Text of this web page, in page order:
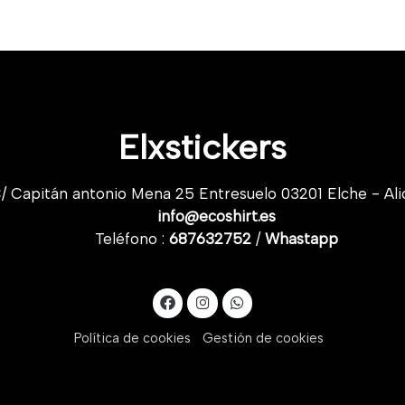
Elxstickers
Capitán antonio Mena 25 Entresuelo 03201 Elche -
info@ecoshirt.es
Teléfono : 687632752/ Whastapp
Política de cookies Gestión de cookies